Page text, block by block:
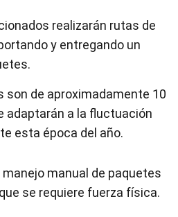
realizarán rutas de
y entregando un
son de aproximadamente 10
adaptarán a la fluctuación
esta época del año.
manual de paquetes
se requiere fuerza física.